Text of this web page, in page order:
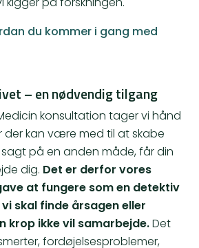
du kommer i gang med
– en nødvendig tilgang
konsultation tager vi hånd
kan være med til at skabe
sagt på en anden måde, får din
dig. Det er derfor vores
at fungere som en detektiv
skal finde årsagen eller
krop ikke vil samarbejde.Det
fordøjelsesproblemer,